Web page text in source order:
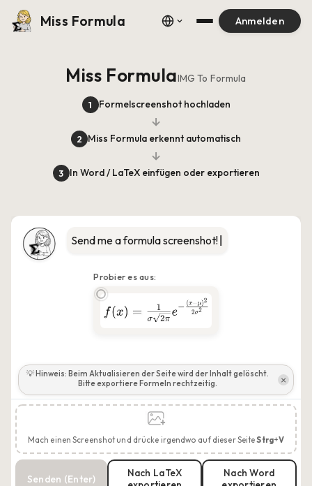
Miss Formula Anmelden
Miss FormulaIMG To Formula
1 Formelscreenshot hochladen
→
2 Miss Formula erkennt automatisch
→
3 In Word / LaTeX einfügen oder exportieren
Send|
Probier es aus:
💡 Hinweis: Beim Aktualisieren der Seite wird der Inhalt gelöscht.
Bitte exportiere Formeln rechtzeitig.
×
Mach einen Screenshot und drücke irgendwo auf dieser SeiteStrg+V
Senden (Enter)
Nach LaTeX
Nach Word